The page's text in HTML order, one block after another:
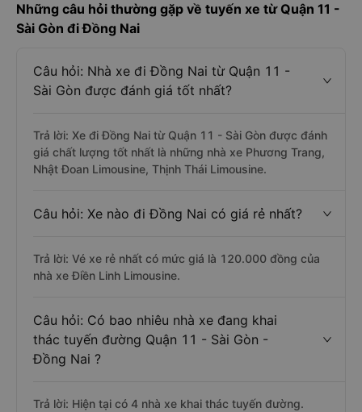
Những câu hỏi thường gặp về tuyến xe từ Quận 11 -
Sài Gòn đi Đồng Nai
Câu hỏi: Nhà xe đi Đồng Nai từ Quận 11 -
Sài Gòn được đánh giá tốt nhất?
Trả lời: Xe đi Đồng Nai từ Quận 11 - Sài Gòn được đánh
giá chất lượng tốt nhất là những nhà xe Phương Trang,
Nhật Đoan Limousine, Thịnh Thái Limousine.
Câu hỏi: Xe nào đi Đồng Nai có giá rẻ nhất?
Trả lời: Vé xe rẻ nhất có mức giá là 120.000 đồng của
nhà xe Điền Linh Limousine.
Câu hỏi: Có bao nhiêu nhà xe đang khai
thác tuyến đường Quận 11 - Sài Gòn -
Đồng Nai ?
Trả lời: Hiện tại có 4 nhà xe khai thác tuyến đường.